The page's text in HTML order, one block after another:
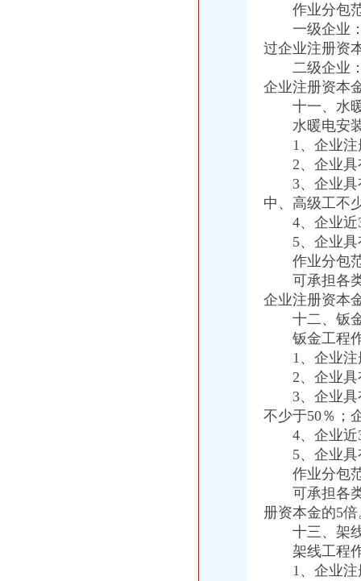
作业分包
一级企业：
过企业注册资
二级企业：
企业注册资本
十一、水暖
水暖电安装
1、企业注
2、企业具有
3、企业具有
中、高级工不
4、企业近3
5、企业具
作业分包
可承担各类
企业注册资本
十二、钣金
钣金工程作
1、企业注
2、企业具
3、企业具有
不少于50％；
4、企业近3
5、企业具
作业分包
可承担各类
册资本金的5倍
十三、架线
架线工程作
1、企业注